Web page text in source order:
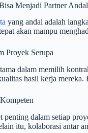
Menjadi Partner
yang andal adalah
akan mampu
Proyek Serupa
dalam memilih
hasil kerja
penting dalam setiap
itu, kolaborasi antar